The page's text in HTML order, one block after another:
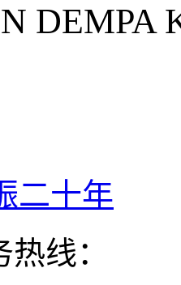
DEMPA
二十年
线：